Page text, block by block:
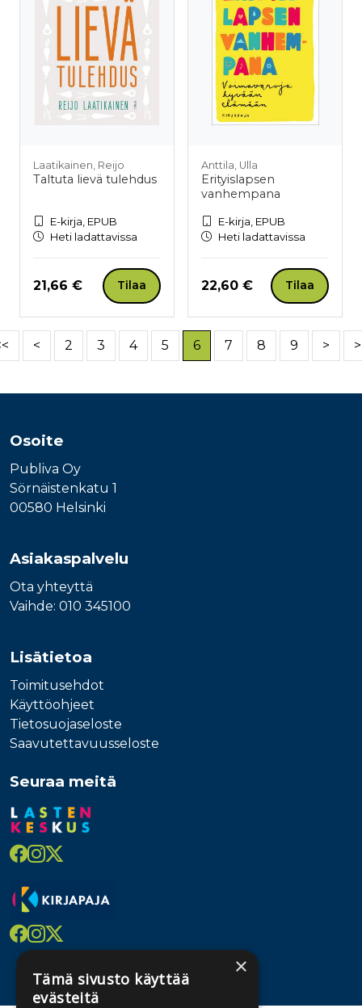
Laatikainen, Reijo
Taltuta lievä tulehdus
E-kirja, EPUB
Heti ladattavissa
Hinta nyt
21,66 € Tilaa
Anttila, Ulla
Erityislapsen
vanhempana
E-kirja, EPUB
Heti ladattavissa
Hinta nyt
22,60 € Tilaa
< 2 3 4 5 6 7 8 9 >
Osoite
Publiva Oy
Sörnäistenkatu 1
00580 Helsinki
Asiakaspalvelu
Ota yhteyttä
Vaihde: 010 345100
Lisätietoa
Toimitusehdot
Käyttöohjeet
Tietosuojaseloste
Saavutettavuusseloste
Seuraa meitä
×
Tämä sivusto käyttää
evästeitä